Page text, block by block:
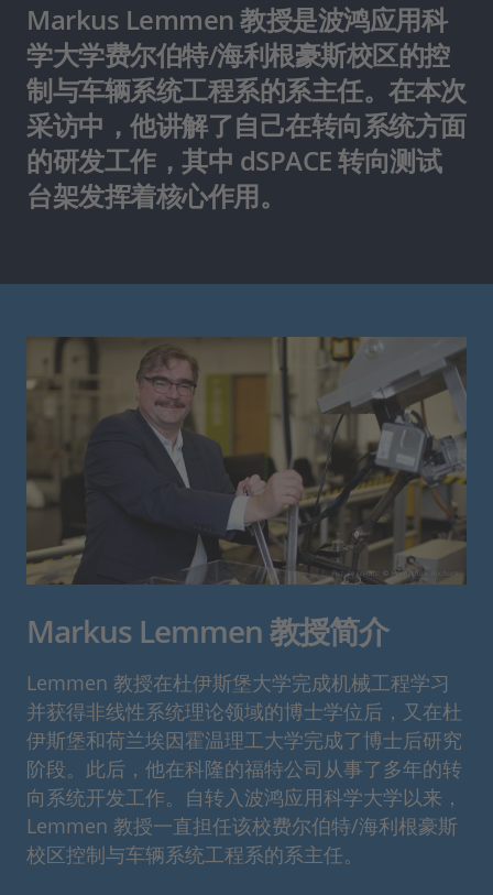
Markus Lemmen 教授是波鸿应用科
学大学费尔伯特/海利根豪斯校区的控
制与车辆系统工程系的系主任。在本次
采访中，他讲解了自己在转向系统方面
的研发工作，其中 dSPACE 转向测试
台架发挥着核心作用。
Markus Lemmen 教授简介
Lemmen 教授在杜伊斯堡大学完成机械工程学习
并获得非线性系统理论领域的博士学位后，又在杜
伊斯堡和荷兰埃因霍温理工大学完成了博士后研究
阶段。此后，他在科隆的福特公司从事了多年的转
向系统开发工作。自转入波鸿应用科学大学以来，
Lemmen 教授一直担任该校费尔伯特/海利根豪斯
校区控制与车辆系统工程系的系主任。